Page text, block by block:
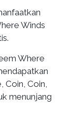
Winds
Where
Coin, Coin,
menunjang